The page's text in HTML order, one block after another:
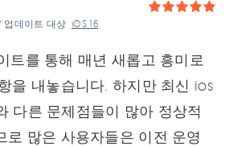
업데이트 대상iOS 16
트를 통해 매년 새롭고 흥미로
을 내놓습니다. 하지만 최신 ios
다른 문제점들이 많아 정상적
로 많은 사용자들은 이전 운영